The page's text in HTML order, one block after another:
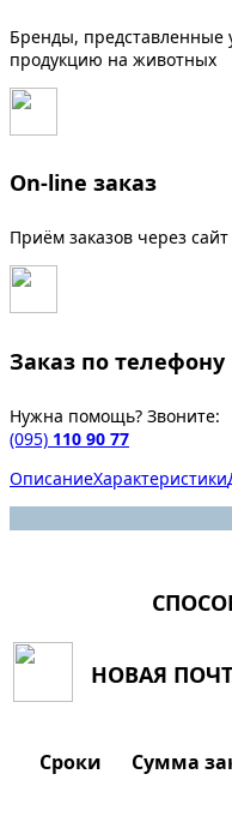
Бренды, представленные
продукцию на животных
On-line заказ
Приём заказов через сайт
Заказ по телефону
Нужна помощь? Звоните:
(095) 110 90 77
ОписаниеХарактеристики
НОВАЯ
Сроки Сумма